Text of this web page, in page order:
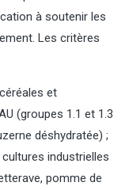
à soutenir les
Les critères
et
(groupes 1.1 et 1.3
déshydratée) ;
industrielles
pomme de